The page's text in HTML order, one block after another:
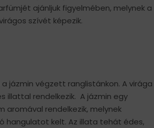
ajánljuk figyelmében, melynek a
szívét képezik.
jázmin végzett ranglistánkon. A virága
illattal rendelkezik. A jázmin egy
aromával rendelkezik, melynek
hangulatot kelt. Az illata tehát édes,